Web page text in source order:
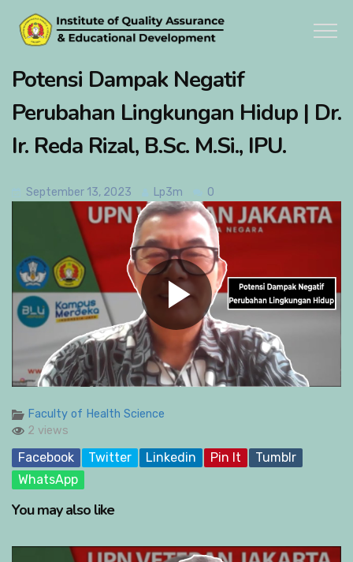
Potensi Dampak Negatif
Perubahan Lingkungan Hidup | Dr.
Ir. Reda Rizal, B.Sc. M.Si., IPU.
September 13, 2023 Lp3m 0
Faculty of Health Science
2 views
Facebook Twitter Linkedin Pin It
Tumblr
WhatsApp
You may also like